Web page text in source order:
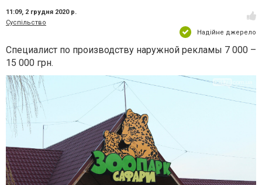
11:09, 2 грудня 2020 р.
Суспільство
Надійне джерело
Специалист по производству наружной рекламы 7 000 –
15 000 грн.